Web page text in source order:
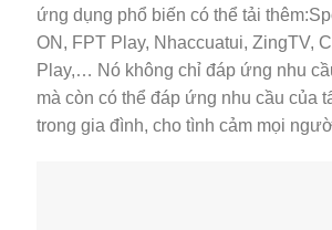
ứng dụng phổ biến có thể tải
ON, FPT Play, Nhaccuatui, ZingTV,
Play,… Nó không chỉ đáp ứng nhu
mà còn có thể đáp ứng nhu cầu của
trong gia đình, cho tình cảm mọi